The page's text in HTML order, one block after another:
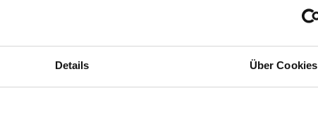
Details Über Cookies